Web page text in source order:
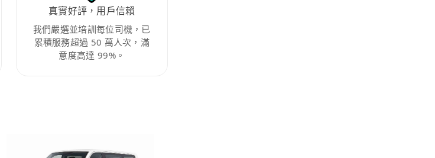
真實好評，用戶信賴
我們嚴選並培訓每位司機，已
累積服務超過 50 萬人次，滿
意度高達 99%。